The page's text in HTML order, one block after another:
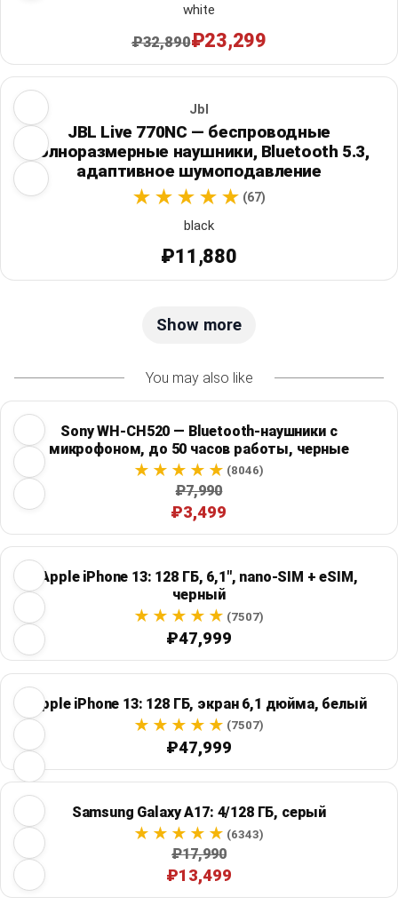
white
₽32,890₽23,299
Jbl
JBL Live 770NC — беспроводные
полноразмерные наушники, Bluetooth 5.3,
адаптивное шумоподавление
(67)
black
₽11,880
Show more
You may also like
Sony WH-CH520 — Bluetooth-наушники с
микрофоном, до 50 часов работы, черные
(8046)
₽7,990
₽3,499
Apple iPhone 13: 128 ГБ, 6,1", nano-SIM + eSIM,
черный
(7507)
₽47,999
Apple iPhone 13: 128 ГБ, экран 6,1 дюйма, белый
(7507)
₽47,999
Samsung Galaxy A17: 4/128 ГБ, серый
(6343)
₽17,990
₽13,499